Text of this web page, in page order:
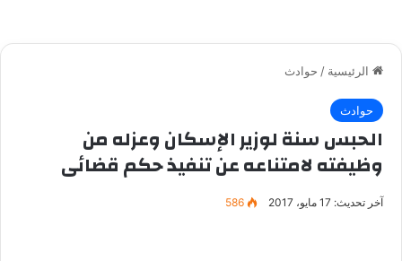
الرئيسية / حوادث
حوادث
الحبس سنة لوزير الإسكان وعزله من
وظيفته لامتناعه عن تنفيذ حكم قضائى
آخر تحديث: 17 مايو، 2017 586